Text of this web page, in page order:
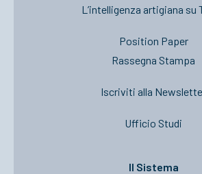
L’intelligenza artigiana su
Position Paper
Rassegna Stampa
Iscriviti alla
Ufficio Studi
Il Sistema